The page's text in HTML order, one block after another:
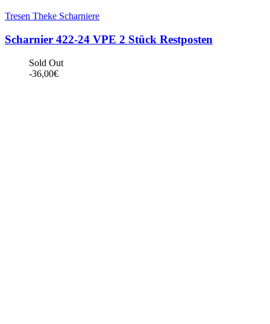
Tresen Theke Scharniere
Scharnier 422-24 VPE 2 Stück Restposten
Sold Out
-36,00€